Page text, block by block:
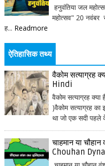
हनुवंतिया जल
महोत्सव" 20 नवंबर
ह... Readmore
ऐतिहासिक तथ्य
वैकोम सत्याग्रह
Hindi
वैकोम सत्याग्रह
)वैकोम सत्याग्रह
था जो एक सदी पहले
चाहमान या
Chouhan